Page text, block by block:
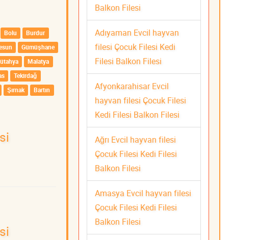
Bolu
Burdur
Gümüşhane
Malatya
Tekirdağ
Şırnak
Bartın
Balkon Filesi
Adıyaman Evcil hayvan
filesi Çocuk Filesi Kedi
Filesi Balkon Filesi
Afyonkarahisar Evcil
hayvan filesi Çocuk Filesi
Kedi Filesi Balkon Filesi
Ağrı Evcil hayvan filesi
Çocuk Filesi Kedi Filesi
Balkon Filesi
Amasya Evcil hayvan filesi
Çocuk Filesi Kedi Filesi
Balkon Filesi